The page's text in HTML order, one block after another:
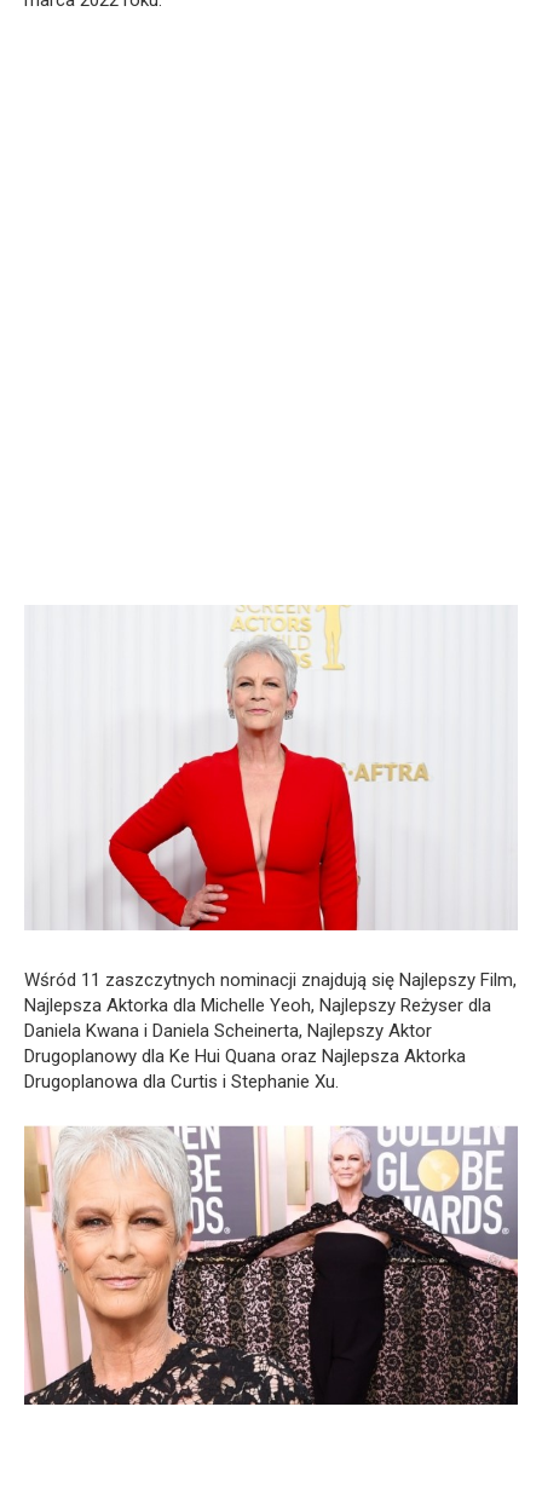
Wśród 11 zaszczytnych nominacji znajdują się Najlepszy Film,
Najlepsza Aktorka dla Michelle Yeoh, Najlepszy Reżyser dla
Daniela Kwana i Daniela Scheinerta, Najlepszy Aktor
Drugoplanowy dla Ke Hui Quana oraz Najlepsza Aktorka
Drugoplanowa dla Curtis i Stephanie Xu.